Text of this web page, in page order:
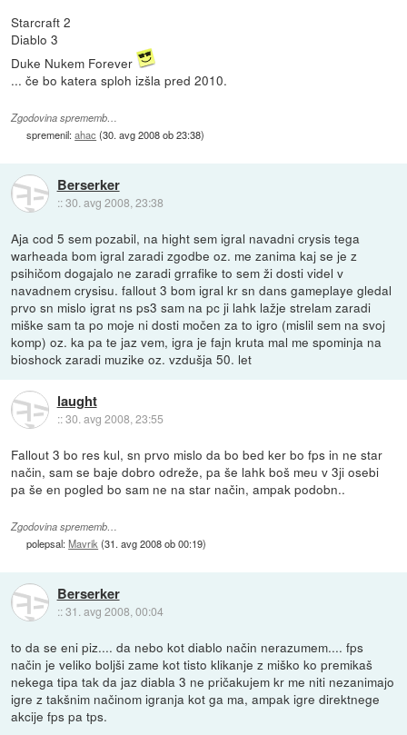
Starcraft 2
Diablo 3
Duke Nukem Forever
... če bo katera sploh izšla pred 2010.
Zgodovina sprememb…
spremenil:ahac (30. avg 2008 ob 23:38)
Berserker
::30. avg 2008, 23:38
Aja cod 5 sem pozabil, na hight sem igral navadni crysis tega
warheada bom igral zaradi zgodbe oz. me zanima kaj se je z
psihičom dogajalo ne zaradi grrafike to sem ži dosti videl v
navadnem crysisu. fallout 3 bom igral kr sn dans gameplaye gledal
prvo sn mislo igrat ns ps3 sam na pc ji lahk lažje strelam zaradi
miške sam ta po moje ni dosti močen za to igro (mislil sem na svoj
komp) oz. ka pa te jaz vem, igra je fajn kruta mal me spominja na
bioshock zaradi muzike oz. vzdušja 50. let
laught
::30. avg 2008, 23:55
Fallout 3 bo res kul, sn prvo mislo da bo bed ker bo fps in ne star
način, sam se baje dobro odreže, pa še lahk boš meu v 3ji osebi
pa še en pogled bo sam ne na star način, ampak podobn..
Zgodovina sprememb…
polepsal:Mavrik(31. avg 2008 ob 00:19)
Berserker
::31. avg 2008, 00:04
to da se eni piz.... da nebo kot diablo način nerazumem.... fps
način je veliko boljši zame kot tisto klikanje z miško ko premikaš
nekega tipa tak da jaz diabla 3 ne pričakujem kr me niti nezanimajo
igre z takšnim načinom igranja kot ga ma, ampak igre direktnege
akcije fps pa tps.